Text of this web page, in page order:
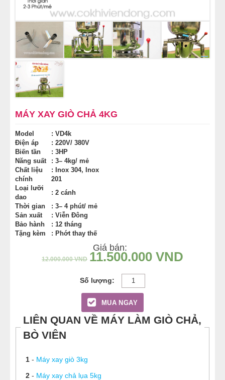
MÁY XAY GIÒ CHẢ 4KG
Model
: VD4k
Điện áp
: 220V/ 380V
Biến tần
: 3HP
Năng suất
: 3– 4kg/ mẻ
Chất liệu
chính
: Inox 304, Inox
201
Loại lưỡi
dao
: 2 cánh
Thời gian
: 3– 4 phút/ mẻ
Sản xuất
: Viễn Đông
Bảo hành
: 12 tháng
Tặng kèm
: Phớt thay thế
Giá bán:
12.000.000VND 11.500.000 VND
MUA NGAY
LIÊN QUAN VỀ MÁY LÀM GIÒ CHẢ,
BÒ VIÊN
1- Máy xay giò 3kg
2- Máy xay chả lụa 5kg
NỒI NẤU PHỞ TRUNG QUỐC
NỒI NẤU CÔNG NGHIỆP
THIẾT BỊ NHÀ BẾP
THIẾT BỊ KHÁC